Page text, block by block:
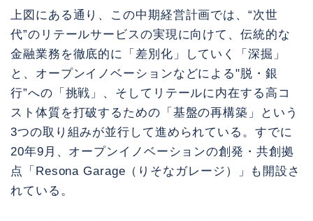
上図にある通り、この中期経営計画では、“次世
代”のリテールサービスの実現に向けて、伝統的な
金融業務を徹底的に「差別化」していく「深掘」
と、オープンイノベーションなどによる"脱・銀
行”への「挑戦」、そしてリテールに内在する高コ
スト体質を打破するための「基盤の再構築」という
3つの取り組みが並行して進められている。すでに
20年9月、オープンイノベーションの創発・共創拠
点「Resona Garage（りそなガレージ）」も開設さ
れている。